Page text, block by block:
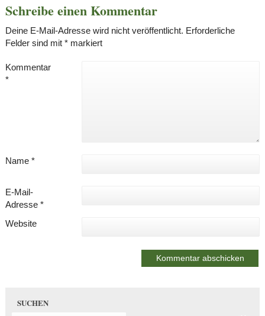
Schreibe einen Kommentar
Deine E-Mail-Adresse wird nicht veröffentlicht. Erforderliche
Felder sind mit *markiert
Kommentar
*
Name *
E-Mail-
Adresse *
Website
SUCHEN